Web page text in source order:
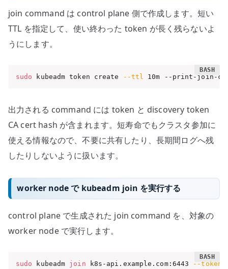
join command は control plane 側で作成します。短い
TTL を指定して、使い終わった token が長く残らないよ
うにします。
sudo kubeadm token create --ttl 10m --print-join-
出力される command には token と discovery token
CA cert hash が含まれます。短寿命でもクラスタ参加に
使える情報なので、不要に共有したり、長期間ログへ残
したりしないように扱います。
worker node で kubeadm join を実行する
control plane で生成された join command を、対象の
worker node で実行します。
sudo kubeadm join k8s-api.example.com:6443 --token